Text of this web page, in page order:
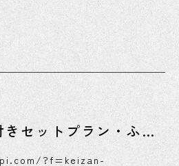
セットプラン・ふる
?f=keizan-